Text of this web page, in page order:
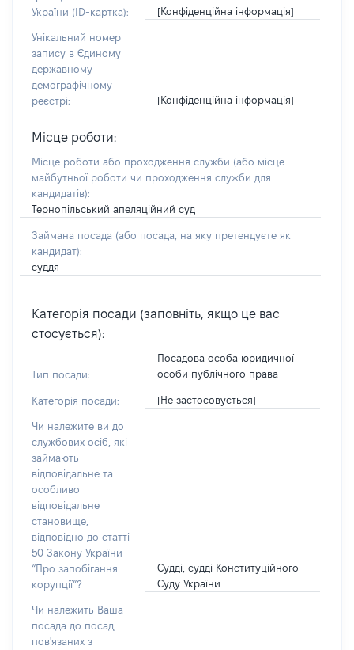
України (ID-картка):
[Конфіденційна інформація]
Унікальний номер
запису в Єдиному
державному
демографічному
реєстрі:
[Конфіденційна інформація]
Місце роботи:
Місце роботи або проходження служби (або місце
майбутньої роботи чи проходження служби для
кандидатів):
Тернопільський апеляційний суд
Займана посада (або посада, на яку претендуєте як
кандидат):
суддя
Категорія посади (заповніть, якщо це вас
стосується):
Тип посади:
Посадова особа юридичної
особи публічного права
Категорія посади: [Не застосовується]
Чи належите ви до
службових осіб, які
займають
відповідальне та
особливо
відповідальне
становище,
відповідно до статті
50 Закону України
“Про запобігання
корупції”?
Судді, судді Конституційного
Суду України
Чи належить Ваша
посада до посад,
пов'язаних з